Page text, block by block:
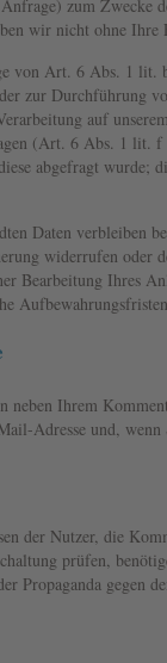
zum Zwecke
wir nicht ohne
von Art. 6 Abs. 1 lit.
zur Durchführung
auf
(Art. 6 Abs. 1 lit.
abgefragt wurde;
Daten verbleiben
widerrufen oder
Bearbeitung Ihres
Ihrem
Adresse und,
der Nutzer, die
prüfen,
Propaganda gegen